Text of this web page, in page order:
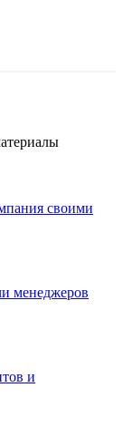
своими
менеджеров
и